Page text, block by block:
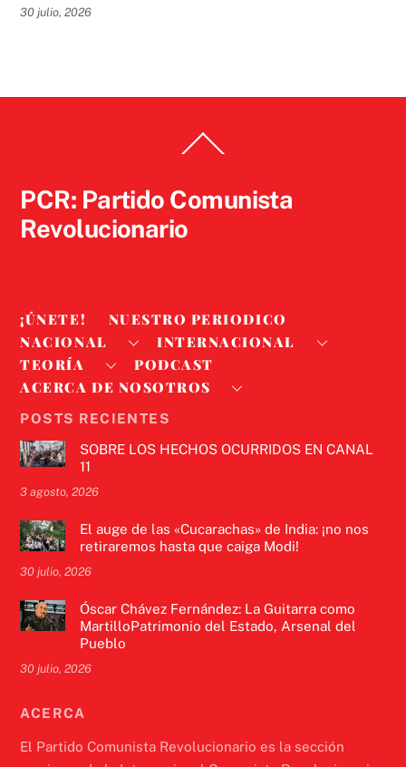
30 julio, 2026
To
PCR: Partido Comunista
Revolucionario
¡ÚNETE!
NUESTRO PERIODICO
NACIONAL
INTERNACIONAL
TEORÍA
PODCAST
ACERCA DE NOSOTROS
POSTS RECIENTES
SOBRE LOS HECHOS OCURRIDOS EN CANAL
11
3 agosto, 2026
El auge de las «Cucarachas» de India: ¡no nos
retiraremos hasta que caiga Modi!
30 julio, 2026
Óscar Chávez Fernández: La Guitarra como
MartilloPatrimonio del Estado, Arsenal del
Pueblo
30 julio, 2026
ACERCA
El Partido Comunista Revolucionario es la sección